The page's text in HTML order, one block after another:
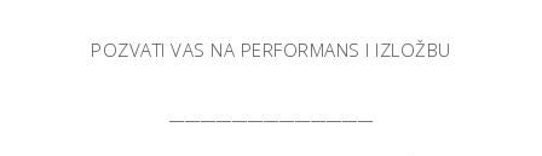
POZVATI VAS NA PERFORMANS I IZLOŽBU